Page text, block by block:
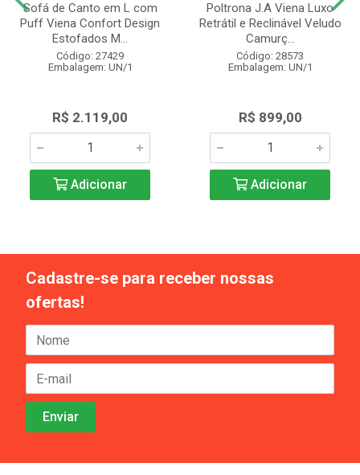
Sofá de Canto em L com
Puff Viena Confort Design
Estofados M...
Código: 27429
Embalagem: UN/1
R$ 2.119,00
Adicionar
Poltrona J.A Viena Luxo
Retrátil e Reclinável Veludo
Camurç...
Código: 28573
Embalagem: UN/1
R$ 899,00
Adicionar
Cadastre-se para receber nossas
ofertas!